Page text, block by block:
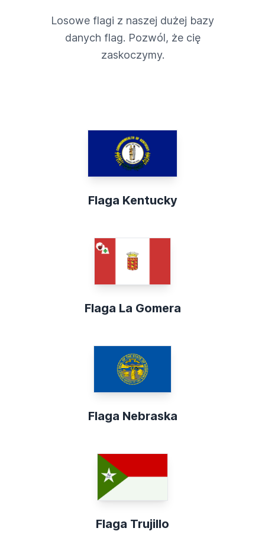
Losowe flagi z naszej dużej bazy
danych flag. Pozwól, że cię
zaskoczymy.
Flaga Kentucky
Flaga La Gomera
Flaga Nebraska
Flaga Trujillo